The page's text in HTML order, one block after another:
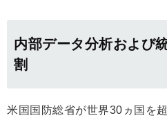
内部データ分析および
割
米国国防総省が世界30ヵ国を